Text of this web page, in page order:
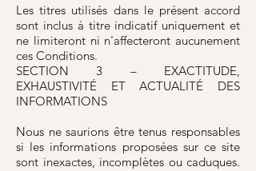
Les titres utilisés dans le présent accord
sont inclus à titre indicatif uniquement et
ne limiteront ni n'affecteront aucunement
ces Conditions.
SECTION 3 – EXACTITUDE,
EXHAUSTIVITÉ ET ACTUALITÉ DES
INFORMATIONS
Nous ne saurions être tenus responsables
si les informations proposées sur ce site
sont inexactes, incomplètes ou caduques.